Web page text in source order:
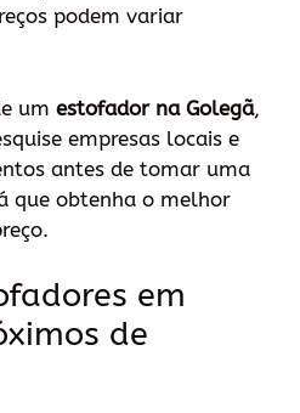
podem variar
um estofador na Golegã,
empresas locais e
antes de tomar uma
que obtenha o melhor
em
de